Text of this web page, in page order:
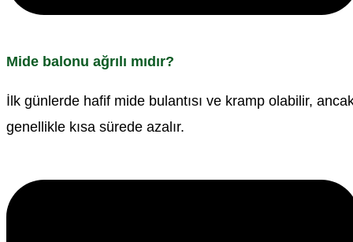
Mide balonu ağrılı mıdır?
İlk günlerde hafif mide bulantısı ve kramp olabilir,
genellikle kısa sürede azalır.